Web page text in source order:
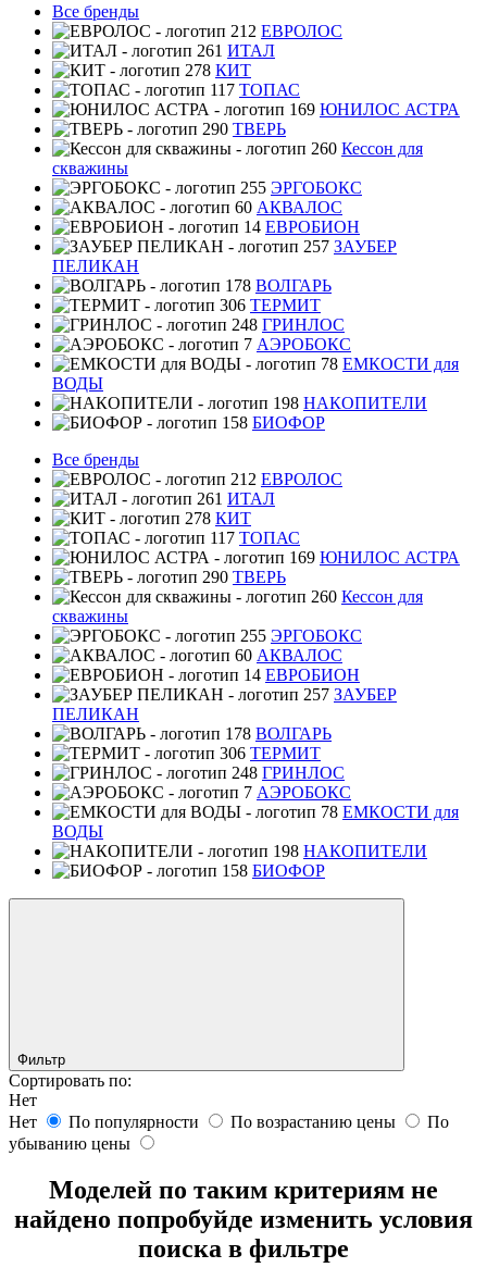
Все бренды
ЕВРОЛОС
ИТАЛ
КИТ
ТОПАС
ЮНИЛОС АСТРА
ТВЕРЬ
Кессон для
скважины
ЭРГОБОКС
АКВАЛОС
ЕВРОБИОН
ЗАУБЕР
ПЕЛИКАН
ВОЛГАРЬ
ТЕРМИТ
ГРИНЛОС
АЭРОБОКС
ЕМКОСТИ для
ВОДЫ
НАКОПИТЕЛИ
БИОФОР
Все бренды
ЕВРОЛОС
ИТАЛ
КИТ
ТОПАС
ЮНИЛОС АСТРА
ТВЕРЬ
Кессон для
скважины
ЭРГОБОКС
АКВАЛОС
ЕВРОБИОН
ЗАУБЕР
ПЕЛИКАН
ВОЛГАРЬ
ТЕРМИТ
ГРИНЛОС
АЭРОБОКС
ЕМКОСТИ для
ВОДЫ
НАКОПИТЕЛИ
БИОФОР
Фильтр
Сортировать по:
Нет
Нет
По популярности По возрастанию цены
По
убыванию цены
Моделей по таким критериям не
найдено попробуйде изменить условия
поиска в фильтре